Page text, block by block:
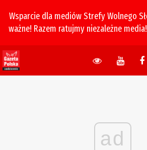
Wsparcie dla mediów Strefy Wolnego
ważne! Razem ratujmy niezależne media!
ad